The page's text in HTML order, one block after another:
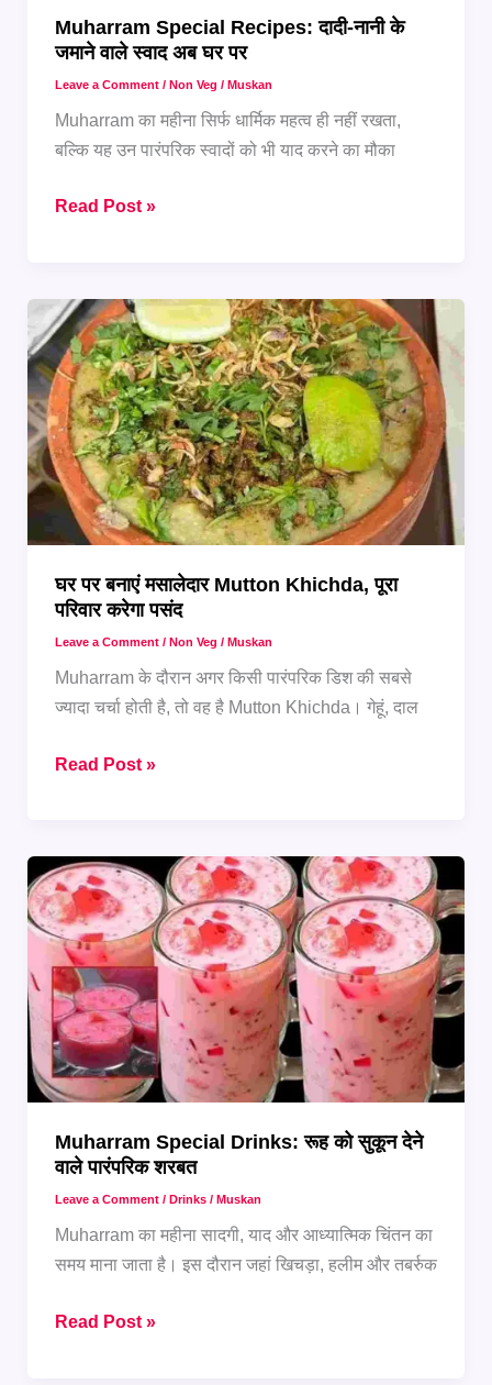
Muharram Special Recipes: दादी-नानी के
जमाने वाले स्वाद अब घर पर
Leave a Comment / Non Veg / Muskan
Muharram का महीना सिर्फ धार्मिक महत्व ही नहीं रखता,
बल्कि यह उन पारंपरिक स्वादों को भी याद करने का मौका
Muharram
नानी
के
जमाने
वाले
स्वाद
अब
घर
पर
Read Post »
घर पर बनाएं मसालेदार Mutton Khichda, पूरा
परिवार करेगा पसंद
Leave a Comment / Non Veg / Muskan
Muharram के दौरान अगर किसी पारंपरिक डिश की सबसे
ज्यादा चर्चा होती है, तो वह है Mutton Khichda। गेहूं, दाल
घर
मसालेदार
Mutton
Khichda,
पूरा
परिवार
करेगा
पसंद
Read Post »
Muharram Special Drinks: रूह को सुकून देने
वाले पारंपरिक शरबत
Leave a Comment / Drinks/ Muskan
Muharram का महीना सादगी, याद और आध्यात्मिक चिंतन का
समय माना जाता है। इस दौरान जहां खिचड़ा, हलीम और तबर्रुक
Muharram
Read Post »